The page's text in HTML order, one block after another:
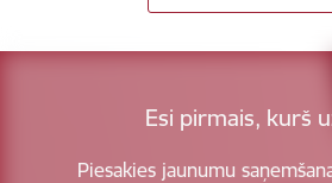
Esi pirmais, kurš
Piesakies jaunumu